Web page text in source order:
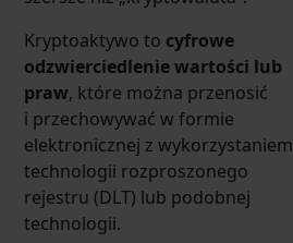
Kryptoaktywo to cyfrowe
odzwierciedlenie wartości lub
praw, które można przenosić
i przechowywać w formie
elektronicznej z wykorzystaniem
technologii rozproszonego
rejestru (DLT) lub podobnej
technologii.